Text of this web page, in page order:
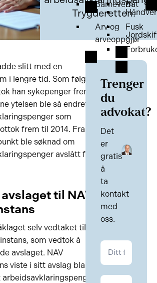
Barnevern
Arv og
arveoppgjør
Båt
Fusk
Trygderetten.
slitt med en
i lengre tid. Som følge av
han sykepenger frem til
ytelsen ble så endret til
som
frem til 2014. Fra
ble søknad om
avslått fra
til NAV
selv vedtaket til
som vedtok å
avslaget. NAV
viste i sitt avslag blant
i
Trenger
du
advokat?
Det
er
gratis
å
ta
kontakt
med
oss.
Kontakt